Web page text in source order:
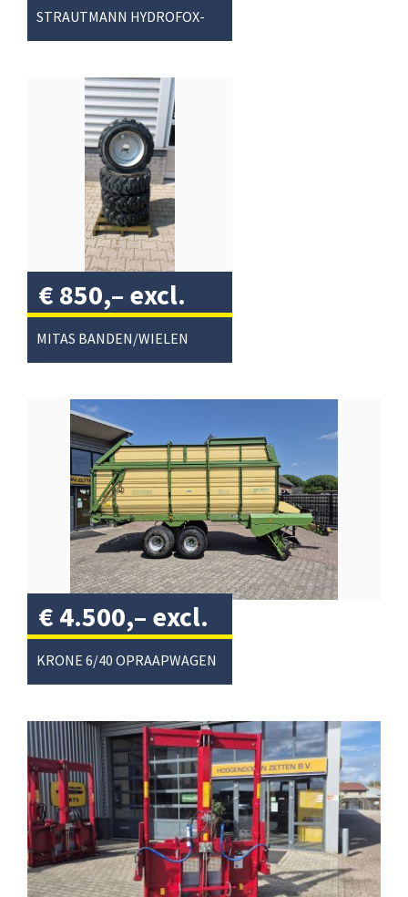
btw/
MITAS BANDEN/WIELEN
€ 850,– excl.
btw/
KRONE 6/40 OPRAAPWAGEN
€ 4.500,– excl.
btw/